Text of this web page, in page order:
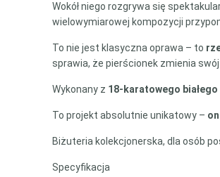
Wokół niego rozgrywa się
wielowymiarowej kompozycji
To nie jest klasyczna oprawa – to
sprawia, że pierścionek zmienia
Wykonany z 18-karatowego białego
To projekt absolutnie unikatowy –
Biżuteria kolekcjonerska, dla osób
Specyfikacja